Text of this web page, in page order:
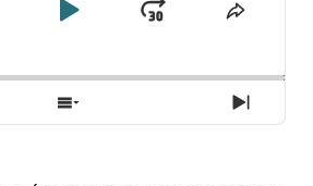
PLAYJUMP
SHOW
EPISODES
NEXT